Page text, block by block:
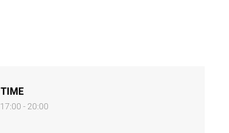
TIME
17:00 - 20:00